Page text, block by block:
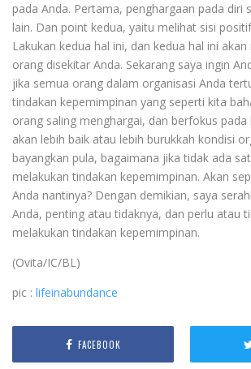
pada Anda. Pertama, penghargaan pada diri
lain. Dan point kedua, yaitu melihat sisi
Lakukan kedua hal ini, dan kedua hal ini
orang disekitar Anda. Sekarang saya ingin
jika semua orang dalam organisasi Anda
tindakan kepemimpinan yang seperti kita
orang saling menghargai, dan berfokus
akan lebih baik atau lebih burukkah kondisi
bayangkan pula, bagaimana jika tidak ada
melakukan tindakan kepemimpinan. Akan
Anda nantinya? Dengan demikian, saya
Anda, penting atau tidaknya, dan perlu atau
melakukan tindakan kepemimpinan.
(Ovita/IC/BL)
pic : lifeinabundance
FACEBOOK